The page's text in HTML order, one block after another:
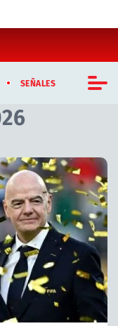
SEÑALES